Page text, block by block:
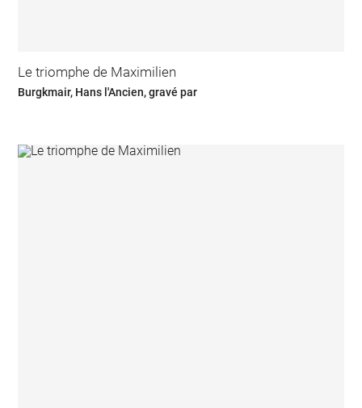
Le triomphe de Maximilien
Burgkmair, Hans l'Ancien, gravé par